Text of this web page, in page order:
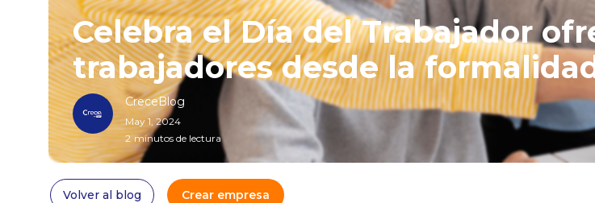
Celebra el Día del Trabajador
trabajadores desde la
CreceBlog
May 1, 2024
2 minutos de lectura
Volver al blog Crear empresa